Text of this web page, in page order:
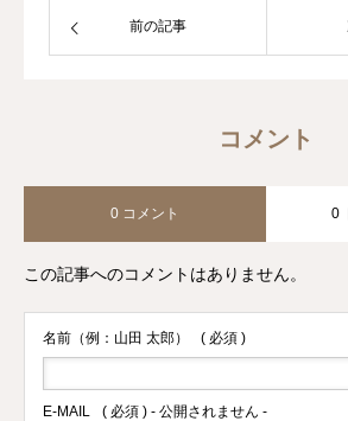
前の記事
コメント
0 コメント 0
この記事へのコメントはありません。
名前（例：山田 太郎） ( 必須 )
E-MAIL ( 必須 ) - 公開されません -